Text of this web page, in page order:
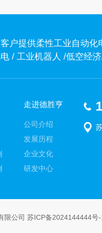
户提供柔性工业自动化
/ 工业机器人 /低空经
走进德胜亨
公司介绍
发展历程
企业文化
研发中心
限公司 苏ICP备2024144444号